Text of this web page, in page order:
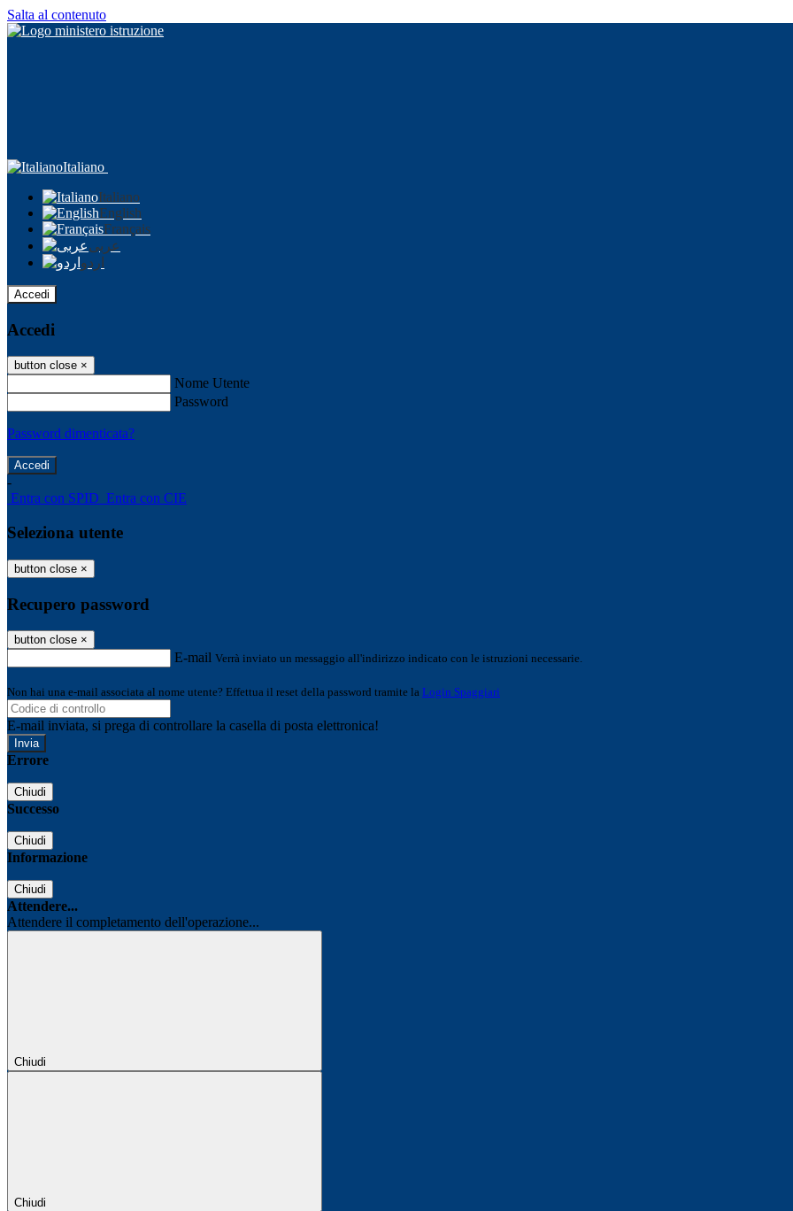
Salta al contenuto
Italiano
Italiano
English
Français
عربى
اردو
Accedi
Accedi
button close ×
Nome Utente
Password
Password dimenticata?
-
Entra con SPID Entra con CIE
Seleziona utente
button close ×
Recupero password
button close ×
E-mail Verrà inviato un messaggio all'indirizzo indicato con le istruzioni necessarie.
Non hai una e-mail associata al nome utente? Effettua il reset della password tramite la Login Spaggiari
E-mail inviata, si prega di controllare la casella di posta elettronica!
Errore
Chiudi
Successo
Chiudi
Informazione
Chiudi
Attendere...
Attendere il completamento dell'operazione...
Chiudi
Chiudi